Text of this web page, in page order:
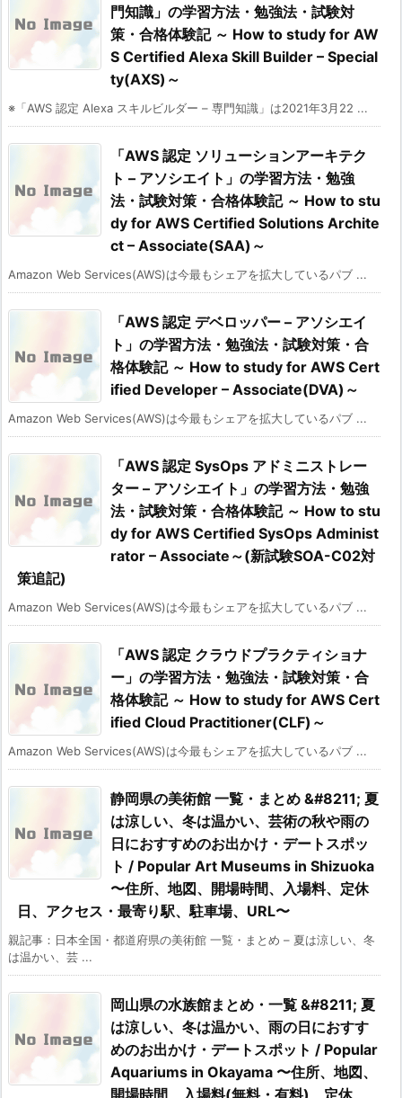
門知識」の学習方法・勉強法・試験対
策・合格体験記 ～ How to study for AW
S Certified Alexa Skill Builder – Special
ty(AXS)～
※「AWS 認定 Alexa スキルビルダー – 専門知識」は2021年3月22 ...
「AWS 認定 ソリューションアーキテク
ト – アソシエイト」の学習方法・勉強
法・試験対策・合格体験記 ～ How to stu
dy for AWS Certified Solutions Archite
ct – Associate(SAA)～
Amazon Web Services(AWS)は今最もシェアを拡大しているパブ ...
「AWS 認定 デベロッパー – アソシエイ
ト」の学習方法・勉強法・試験対策・合
格体験記 ～ How to study for AWS Cert
ified Developer – Associate(DVA)～
Amazon Web Services(AWS)は今最もシェアを拡大しているパブ ...
「AWS 認定 SysOps アドミニストレー
ター – アソシエイト」の学習方法・勉強
法・試験対策・合格体験記 ～ How to stu
dy for AWS Certified SysOps Administ
rator – Associate～(新試験SOA-C02対
策追記)
Amazon Web Services(AWS)は今最もシェアを拡大しているパブ ...
「AWS 認定 クラウドプラクティショナ
ー」の学習方法・勉強法・試験対策・合
格体験記 ～ How to study for AWS Cert
ified Cloud Practitioner(CLF)～
Amazon Web Services(AWS)は今最もシェアを拡大しているパブ ...
静岡県の美術館 一覧・まとめ &#8211; 夏
は涼しい、冬は温かい、芸術の秋や雨の
日におすすめのお出かけ・デートスポッ
ト / Popular Art Museums in Shizuoka
〜住所、地図、開場時間、入場料、定休
日、アクセス・最寄り駅、駐車場、URL〜
親記事：日本全国・都道府県の美術館 一覧・まとめ – 夏は涼しい、冬
は温かい、芸 ...
岡山県の水族館まとめ・一覧 &#8211; 夏
は涼しい、冬は温かい、雨の日におすす
めのお出かけ・デートスポット / Popular
Aquariums in Okayama 〜住所、地図、
開場時間、入場料(無料・有料)、定休